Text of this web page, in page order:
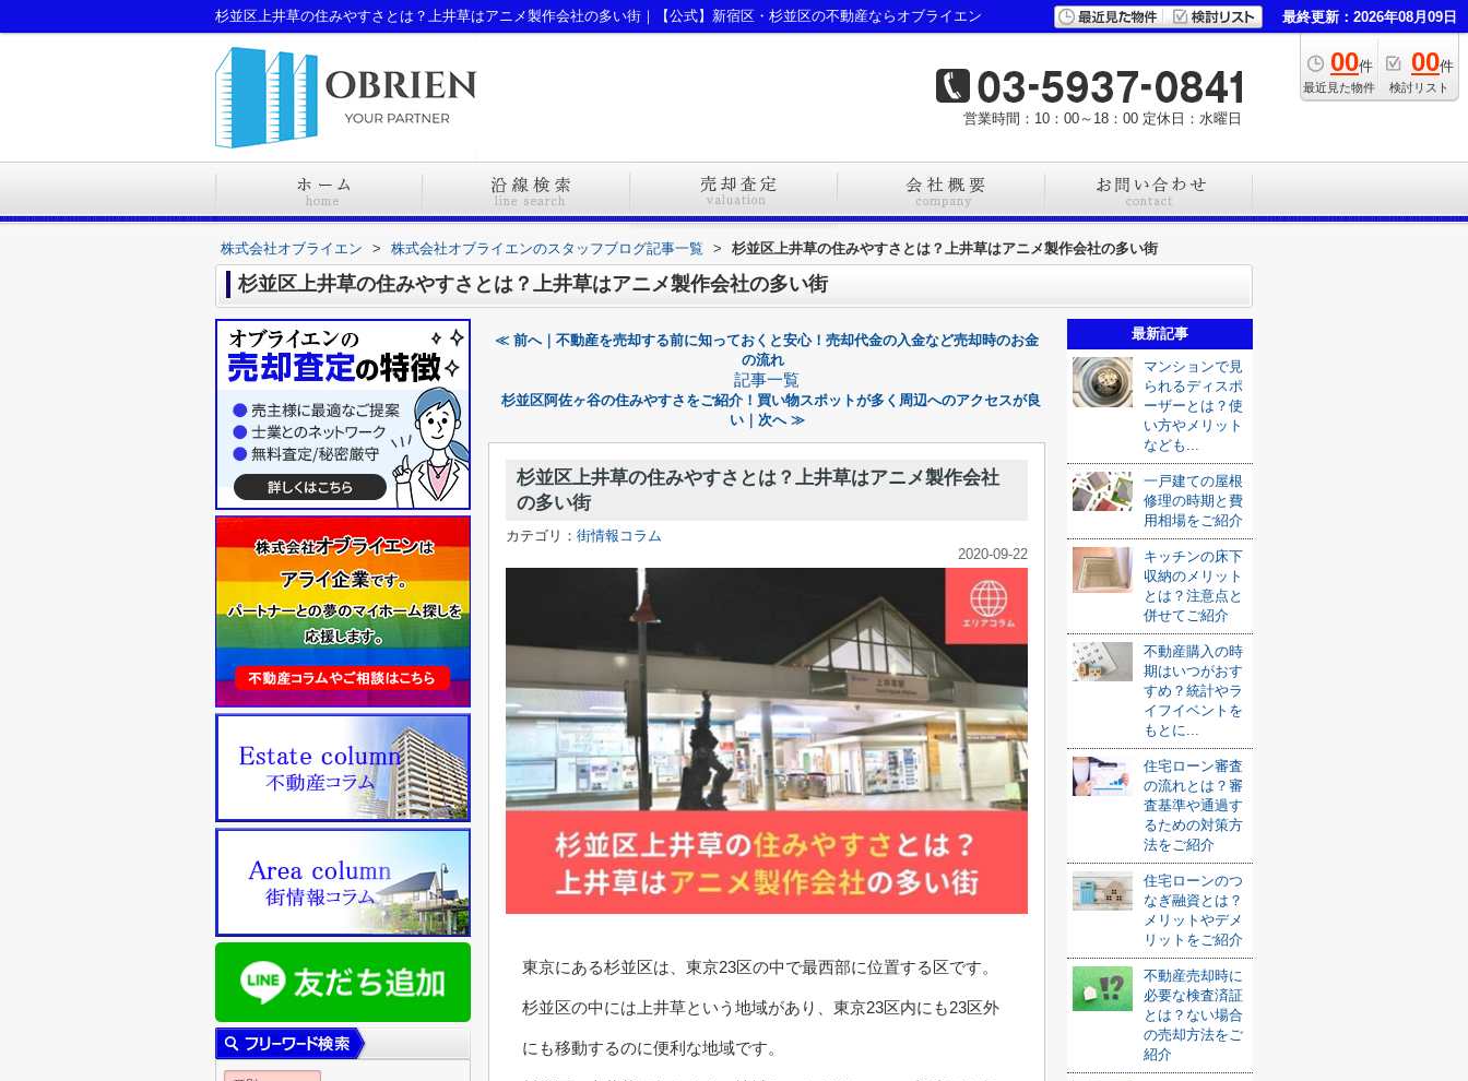
杉並区上井草の住みやすさとは？上井草はアニメ製作会社の多い街｜【公式】新宿区・杉並区の不動産ならオブライエン 最終更新：2026年08月09日
00件
最近見た物件
00件
検討リスト
営業時間：10：00～18：00 定休日：水曜日
株式会社オブライエン > 株式会社オブライエンのスタッフブログ記事一覧 > 杉並区上井草の住みやすさとは？上井草はアニメ製作会社の多い街
杉並区上井草の住みやすさとは？上井草はアニメ製作会社の多い街
≪ 前へ｜不動産を売却する前に知っておくと安心！売却代金の入金など売却時のお金
の流れ
記事一覧
杉並区阿佐ヶ谷の住みやすさをご紹介！買い物スポットが多く周辺へのアクセスが良
い｜次へ ≫
杉並区上井草の住みやすさとは？上井草はアニメ製作会社
の多い街
カテゴリ： 街情報コラム
2020-09-22
東京にある杉並区は、東京23区の中で最西部に位置する区です。
杉並区の中には上井草という地域があり、東京23区内にも23区外
にも移動するのに便利な地域です。
最新記事
マンションで見
られるディスポ
ーザーとは？使
い方やメリット
なども...
一戸建ての屋根
修理の時期と費
用相場をご紹介
キッチンの床下
収納のメリット
とは？注意点と
併せてご紹介
不動産購入の時
期はいつがおす
すめ？統計やラ
イフイベントを
もとに...
住宅ローン審査
の流れとは？審
査基準や通過す
るための対策方
法をご紹介
住宅ローンのつ
なぎ融資とは？
メリットやデメ
リットをご紹介
不動産売却時に
必要な検査済証
とは？ない場合
の売却方法をご
紹介